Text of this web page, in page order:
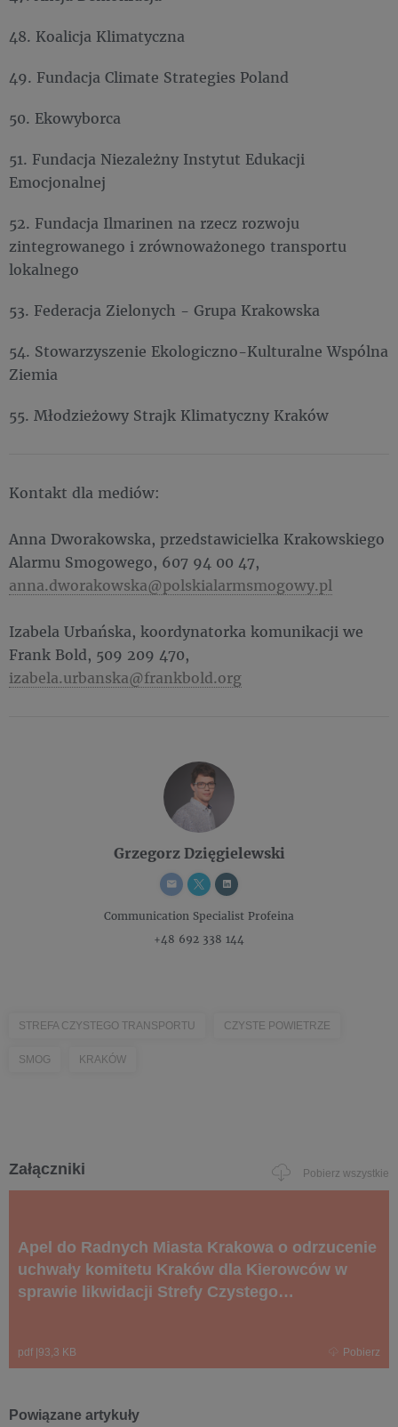
48. Koalicja Klimatyczna
49. Fundacja Climate Strategies Poland
50. Ekowyborca
51. Fundacja Niezależny Instytut Edukacji
Emocjonalnej
52. Fundacja Ilmarinen na rzecz rozwoju
zintegrowanego i zrównoważonego transportu
lokalnego
53. Federacja Zielonych - Grupa Krakowska
54. Stowarzyszenie Ekologiczno-Kulturalne Wspólna
Ziemia
55. Młodzieżowy Strajk Klimatyczny Kraków
Kontakt dla mediów:
Anna Dworakowska, przedstawicielka Krakowskiego
Alarmu Smogowego, 607 94 00 47,
anna.dworakowska@polskialarmsmogowy.pl
Izabela Urbańska, koordynatorka komunikacji we
Frank Bold, 509 209 470,
izabela.urbanska@frankbold.org
Grzegorz Dzięgielewski
Communication Specialist Profeina
+48 692 338 144
STREFA CZYSTEGO TRANSPORTU CZYSTE POWIETRZE
SMOG KRAKÓW
Załączniki Pobierz wszystkie
Apel do Radnych Miasta Krakowa o odrzucenie
uchwały komitetu Kraków dla Kierowców w
sprawie likwidacji Strefy Czystego
pdf 93,3 KB Pobierz
Powiązane artykuły